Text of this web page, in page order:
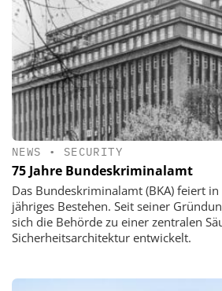
NEWS • SECURITY
75 Jahre Bundeskriminalamt
Das Bundeskriminalamt (BKA) feiert
jähriges Bestehen. Seit seiner
sich die Behörde zu einer zentralen
Sicherheitsarchitektur entwickelt.